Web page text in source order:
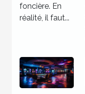
foncière. En
réalité, il faut...